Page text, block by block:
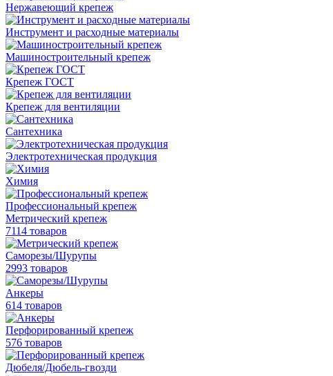
Нержавеющий крепеж
Инструмент и расходные материалы
Машиностроительный крепеж
Крепеж ГОСТ
Крепеж для вентиляции
Сантехника
Электротехническая продукция
Химия
Профессиональный крепеж
Метрический крепеж
7114 товаров
Саморезы/Шурупы
2993 товаров
Анкеры
614 товаров
Перфорированный крепеж
576 товаров
Дюбеля/Дюбель-гвозди